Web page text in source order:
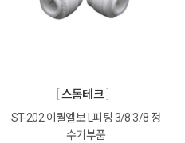
스톰테크
ST-202 이퀄엘보 L피팅 3/8:3/8 정
수기부품